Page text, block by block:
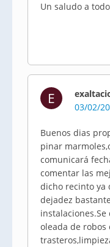
Un saludo a
E
03/02/
Buenos dias
pinar
comunicará
comentar las
dicho recinto ya
dejadez
oleada de robos